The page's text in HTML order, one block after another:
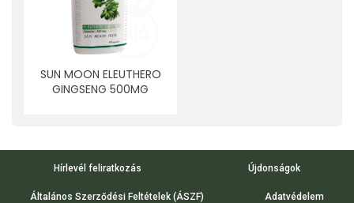
SUN MOON ELEUTHERO
GINGSENG 500MG
Hírlevél feliratkozás Újdonságok
Általános Szerződési Feltételek (ÁSZF) Adatvédelem